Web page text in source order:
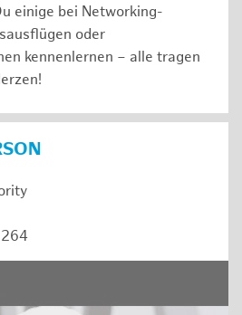
einige bei Networking-
oder
kennenlernen – alle tragen